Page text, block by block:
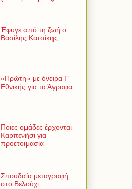
Έφυγε από τη ζωή ο
Βασίλης Κατσίκης
«Πρώτη» με όνειρα Γ'
Εθνικής για τα Άγραφα
Ποιες ομάδες έρχονται
Καρπενήσι για
προετοιμασία
Σπουδαία μεταγραφή
στο Βελούχι